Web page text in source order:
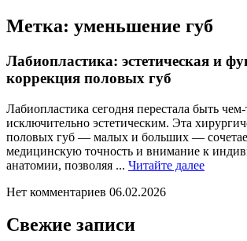
Метка: уменьшение губ
Лабиопластика: эстетическая и
коррекция половых губ
Лабиопластика сегодня перестала быть
исключительно эстетическим. Эта
половых губ — малых и больших —
медицинскую точность и внимание к
анатомии, позволяя ... Читайте далееЧитайте
Нет комментариев 06.02.2026
Свежие записи